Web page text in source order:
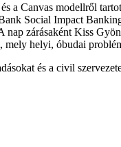
a Canvas modellről
Social Impact
zárásaként Kiss
helyi, óbudai
és a civil